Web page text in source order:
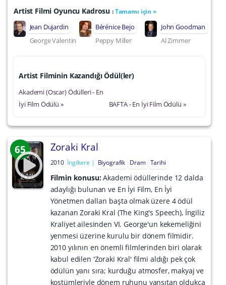
Artist Filmi Oyuncu Kadrosu:Tamamı için »
Jean Dujardin
George Valentin
Bérénice Bejo
Peppy Miller
John Goodman
Al Zimmer
Artist Filminin Kazandığı Ödül(ler)
Akademi (Oscar) Ödülleri - En
İyi Film Ödülü »
BAFTA - En İyi Film Ödülü »
65 Zoraki Kral
2010 İngiltere Biyografik Dram Tarihi
Filmin konusu:Akademi ödüllerinde 12 dalda
adaylığı bulunan ve En İyi Film, En İyi
Yönetmen dalları başta olmak üzere 4 ödül
kazanan Zoraki Kral (The King's Speech), İngiliz
Kraliyet ailesinden VI. George'un kekemeliğini
yenmesi üzerine kurulu bir dönem filmidir.
2010 yılının en önemli filmlerinden biri olarak
kabul edilen 'Zoraki Kral' filmi aldığı pek çok
ödülün yanı sıra; kurduğu atmosfer, makyaj ve
kostümleriyle dönem ruhunu yansıtan oldukça